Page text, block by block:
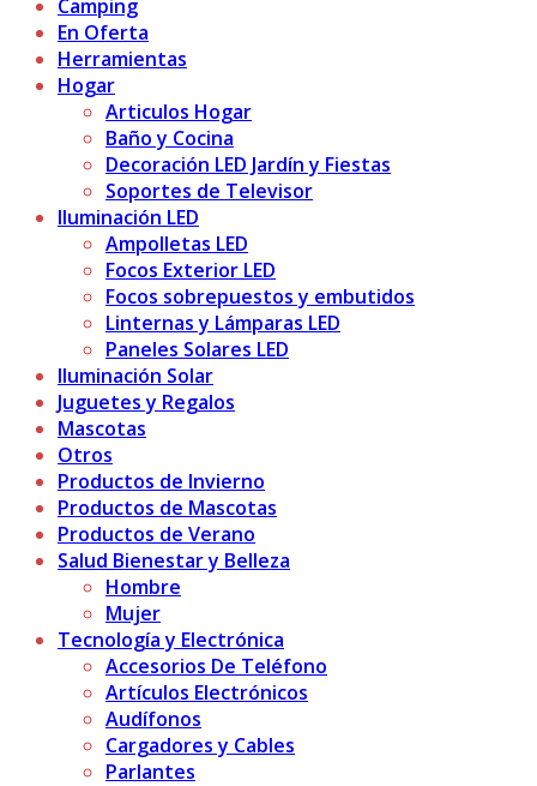
Camping
En Oferta
Herramientas
Hogar
Articulos Hogar
Baño y Cocina
Decoración LED Jardín y Fiestas
Soportes de Televisor
Iluminación LED
Ampolletas LED
Focos Exterior LED
Focos sobrepuestos y embutidos
Linternas y Lámparas LED
Paneles Solares LED
Iluminación Solar
Juguetes y Regalos
Mascotas
Otros
Productos de Invierno
Productos de Mascotas
Productos de Verano
Salud Bienestar y Belleza
Hombre
Mujer
Tecnología y Electrónica
Accesorios De Teléfono
Artículos Electrónicos
Audífonos
Cargadores y Cables
Parlantes